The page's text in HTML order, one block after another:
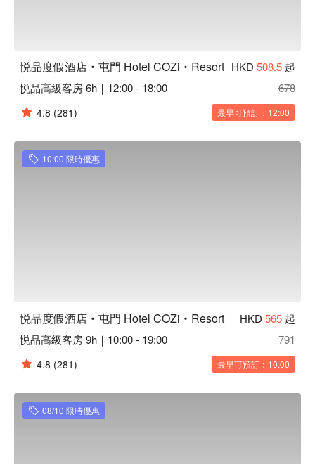
悦品度假酒店‧屯門 Hotel COZi‧Resort HKD 508.5 起
悦品高級客房 6h｜12:00 - 18:00
678
4.8 (281) 最早可預訂：12:00
10:00 限時優惠
悦品度假酒店‧屯門 Hotel COZi‧Resort HKD 565 起
悦品高級客房 9h｜10:00 - 19:00
791
4.8 (281) 最早可預訂：10:00
08/10 限時優惠